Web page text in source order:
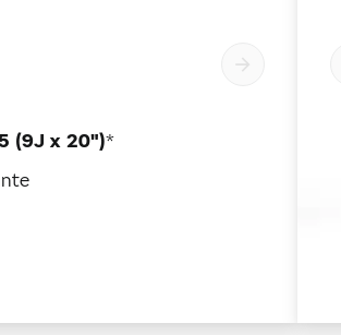
(9J x 20")*